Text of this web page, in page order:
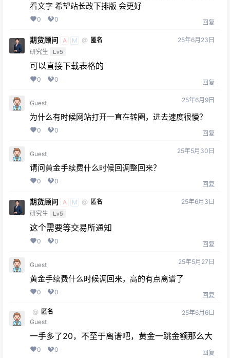
看文字 希望站长改下排版 会更好
0 0 回复
期货顾问 A M @ 匿名
研究生
Lv5
25年6月23日
可以直接下载表格的
0 0 回复
Guest 25年6月9日
为什么有时候网站打开一直在转圈，进去速度很慢？
0 0 回复
Guest 25年5月30日
请问黄金手续费什么时候回调整回来？
0 0 回复
期货顾问 A M @ 匿名
研究生
Lv5
25年6月3日
这个需要等交易所通知
0 0 回复
Guest 25年5月27日
黄金手续费什么时候调回来，高的有点离谱了
0 0 回复
@ 匿名
Guest
25年6月6日
一手多了20，不至于离谱吧，黄金一跳金额那么大
0 0 回复